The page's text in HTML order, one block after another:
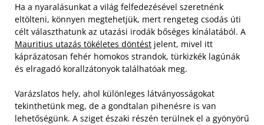
Ha a nyaralásunkat a világ felfedezésével szeretnénk
eltölteni, könnyen megtehetjük, mert rengeteg csodás úti
célt választhatunk az utazási irodák bőséges kínálatából. A
Mauritius utazás tökéletes döntést jelent, mivel itt
káprázatosan fehér homokos strandok, türkizkék lagúnák
és elragadó korallzátonyok találhatóak meg.
Varázslatos hely, ahol különleges látványosságokat
tekinthetünk meg, de a gondtalan pihenésre is van
lehetőségünk. A sziget északi részén terülnek el a gyönyörű